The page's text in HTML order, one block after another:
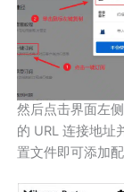
然后点击界面左
的 URL 连接地址
置文件即可添加